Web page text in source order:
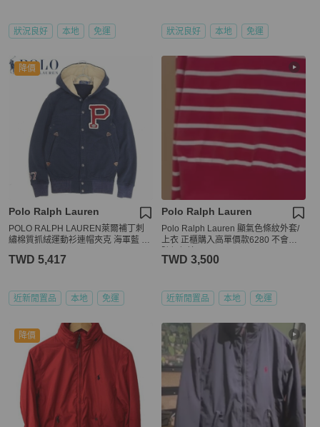
狀況良好 本地 免運 狀況良好 本地 免運
降價
Polo Ralph Lauren
POLO RALPH LAUREN萊爾補丁刺
繡棉質抓絨運動衫連帽夾克 海軍藍 X
TWD 5,417
近新閒置品 本地 免運
Polo Ralph Lauren
Polo Ralph Lauren 顯氣色條紋外套/
上衣 正櫃購入高單價款6280 不會隨
TWD 3,500
近新閒置品 本地 免運
降價